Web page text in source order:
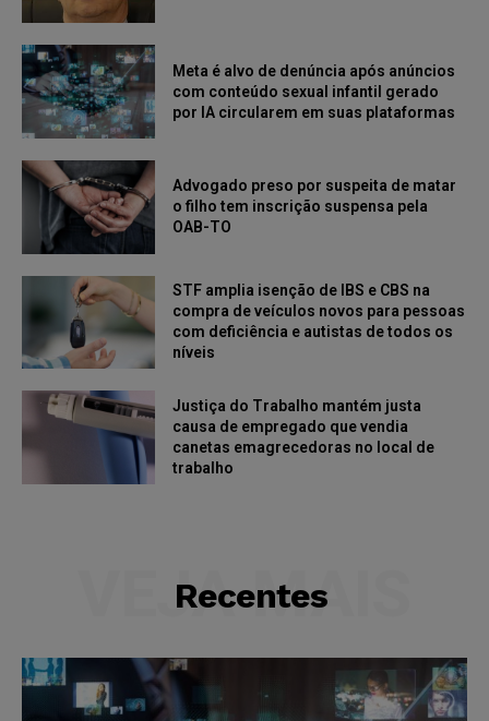
Meta é alvo de denúncia após anúncios
com conteúdo sexual infantil gerado
por IA circularem em suas plataformas
Advogado preso por suspeita de matar
o filho tem inscrição suspensa pela
OAB-TO
STF amplia isenção de IBS e CBS na
compra de veículos novos para pessoas
com deficiência e autistas de todos os
níveis
Justiça do Trabalho mantém justa
causa de empregado que vendia
canetas emagrecedoras no local de
trabalho
Recentes
VEJA MAIS